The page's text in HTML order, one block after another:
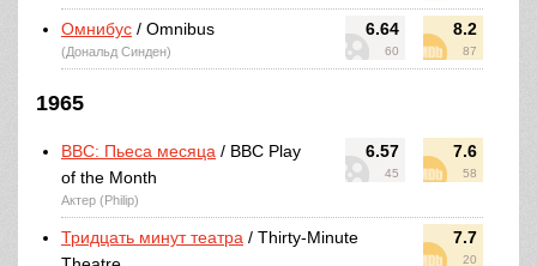
6.64
60
8.2
87
Омнибус / Omnibus
(Дональд Синден)
1965
6.57
45
7.6
58
BBC: Пьеса месяца / BBC Play
of the Month
Актер (Philip)
7.7
20
Тридцать минут театра / Thirty-Minute